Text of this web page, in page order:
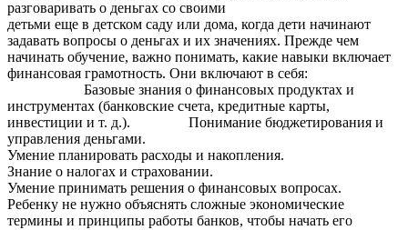
разговаривать о деньгах со своими
детьми еще в детском саду или дома, когда дети начинают
задавать вопросы о деньгах и их значениях. Прежде чем
начинать обучение, важно понимать, какие навыки включает
финансовая грамотность. Они включают в себя:
Базовые знания о финансовых продуктах и
инструментах (банковские счета, кредитные карты,
инвестиции и т. д.). Понимание бюджетирования и
управления деньгами.
Умение планировать расходы и накопления.
Знание о налогах и страховании.
Умение принимать решения о финансовых вопросах.
Ребенку не нужно объяснять сложные экономические
термины и принципы работы банков, чтобы начать его